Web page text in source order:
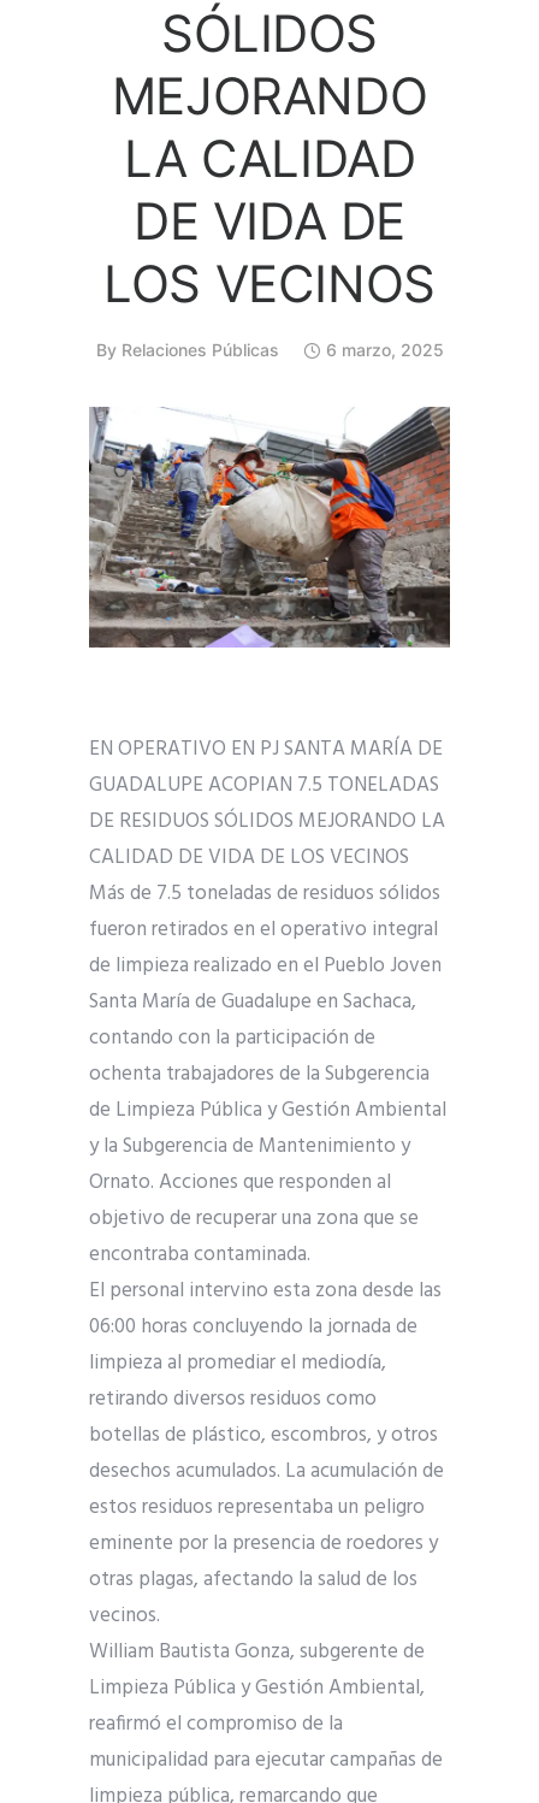
SÓLIDOS
MEJORANDO
LA CALIDAD
DE VIDA DE
LOS VECINOS
By Relaciones Públicas 6 marzo, 2025
EN OPERATIVO EN PJ SANTA MARÍA DE
GUADALUPE ACOPIAN 7.5 TONELADAS
DE RESIDUOS SÓLIDOS MEJORANDO LA
CALIDAD DE VIDA DE LOS VECINOS
Más de 7.5 toneladas de residuos sólidos
fueron retirados en el operativo integral
de limpieza realizado en el Pueblo Joven
Santa María de Guadalupe en Sachaca,
contando con la participación de
ochenta trabajadores de la Subgerencia
de Limpieza Pública y Gestión Ambiental
y la Subgerencia de Mantenimiento y
Ornato. Acciones que responden al
objetivo de recuperar una zona que se
encontraba contaminada.
El personal intervino esta zona desde las
06:00 horas concluyendo la jornada de
limpieza al promediar el mediodía,
retirando diversos residuos como
botellas de plástico, escombros, y otros
desechos acumulados. La acumulación de
estos residuos representaba un peligro
eminente por la presencia de roedores y
otras plagas, afectando la salud de los
vecinos.
William Bautista Gonza, subgerente de
Limpieza Pública y Gestión Ambiental,
reafirmó el compromiso de la
municipalidad para ejecutar campañas de
limpieza pública, remarcando que